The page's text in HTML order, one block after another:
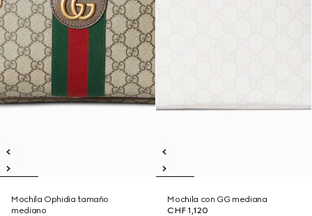
Mochila Ophidia tamaño
mediano
Mochila con GG mediana
CHF 1,120